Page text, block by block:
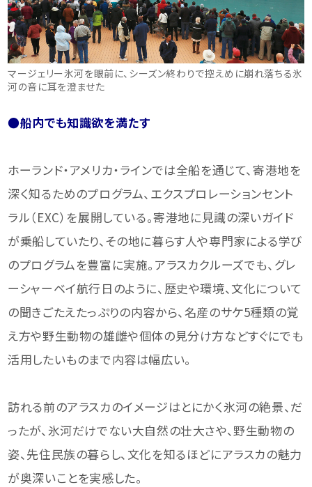
マージェリー氷河を眼前に、シーズン終わりで控えめに崩れ落ちる氷
河の音に耳を澄ませた
●船内でも知識欲を満たす
ホーランド・アメリカ・ラインでは全船を通じて、寄港地を
深く知るためのプログラム、エクスプロレーションセント
ラル（EXC）を展開している。寄港地に見識の深いガイド
が乗船していたり、その地に暮らす人や専門家による学び
のプログラムを豊富に実施。アラスカクルーズでも、グレ
ーシャーベイ航行日のように、歴史や環境、文化について
の聞きごたえたっぷりの内容から、名産のサケ5種類の覚
え方や野生動物の雄雌や個体の見分け方などすぐにでも
活用したいものまで内容は幅広い。
訪れる前のアラスカのイメージはとにかく氷河の絶景、だ
ったが、氷河だけでない大自然の壮大さや、野生動物の
姿、先住民族の暮らし、文化を知るほどにアラスカの魅力
が奥深いことを実感した。